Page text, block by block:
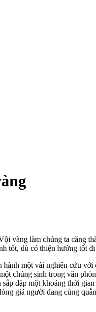
vàng làm chúng ta căng
tốt, dù có thiện hướng tốt
một vài nghiên cứu
chủng sinh trong văn
đặp một khoảng thời
giả người đang cùng